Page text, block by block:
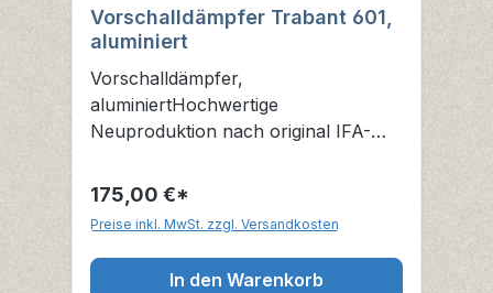
Vorschalldämpfer Trabant 601,
aluminiert
Vorschalldämpfer,
aluminiertHochwertige
Neuproduktion nach original IFA-
original IFA ab ca. 1980 aus
aluminiumbeschichtetem
Stahlblech.Gewicht: 5,5kg
175,00 €*
Preise inkl. MwSt. zzgl. Versandkosten
In den Warenkorb